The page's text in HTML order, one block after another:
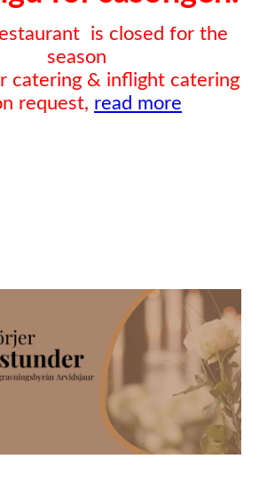
is closed for the
season
catering & inflight catering
request, read more